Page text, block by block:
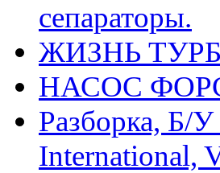
сепараторы.
ЖИЗНЬ
НАСОС
Разборка, Б/У
International,